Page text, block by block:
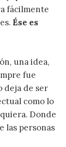
fácilmente
Ése es
una idea,
fue
deja de ser
como lo
Donde
las personas